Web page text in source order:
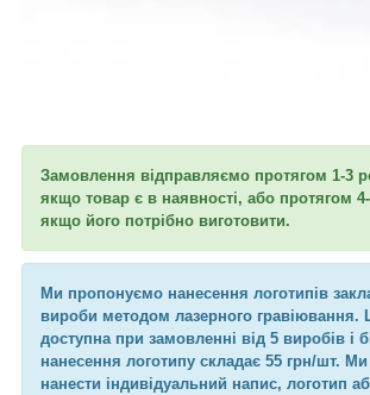
Замовлення відправляємо протягом 1-3
якщо товар є в наявності, або протягом
якщо його потрібно виготовити.
Ми пропонуємо нанесення логотипів
вироби методом лазерного гравіювання.
доступна при замовленні від 5 виробів і
нанесення логотипу складає 55 грн/шт.
нанести індивідуальний напис, логотип